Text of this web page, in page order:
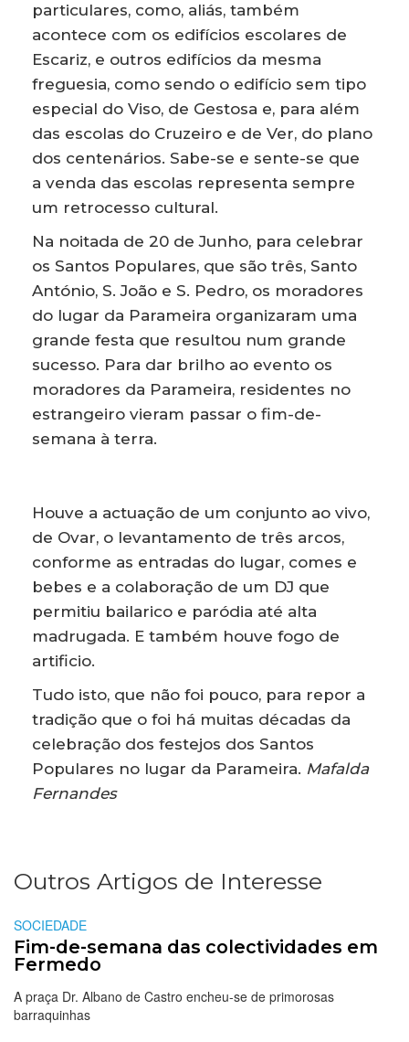
particulares, como, aliás, também
acontece com os edifícios escolares de
Escariz, e outros edifícios da mesma
freguesia, como sendo o edifício sem tipo
especial do Viso, de Gestosa e, para além
das escolas do Cruzeiro e de Ver, do plano
dos centenários. Sabe-se e sente-se que
a venda das escolas representa sempre
um retrocesso cultural.
Na noitada de 20 de Junho, para celebrar
os Santos Populares, que são três, Santo
António, S. João e S. Pedro, os moradores
do lugar da Parameira organizaram uma
grande festa que resultou num grande
sucesso. Para dar brilho ao evento os
moradores da Parameira, residentes no
estrangeiro vieram passar o fim-de-
semana à terra.
Houve a actuação de um conjunto ao vivo,
de Ovar, o levantamento de três arcos,
conforme as entradas do lugar, comes e
bebes e a colaboração de um DJ que
permitiu bailarico e paródia até alta
madrugada. E também houve fogo de
artificio.
Tudo isto, que não foi pouco, para repor a
tradição que o foi há muitas décadas da
celebração dos festejos dos Santos
Populares no lugar da Parameira. Mafalda
Fernandes
Outros Artigos de Interesse
SOCIEDADE
Fim-de-semana das colectividades em
Fermedo
A praça Dr. Albano de Castro encheu-se de primorosas
barraquinhas